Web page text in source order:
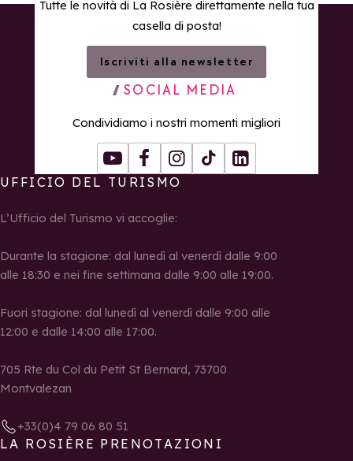
Tutte le novità di La Rosière direttamente nella tua
casella di posta!
Iscriviti alla newsletter
SOCIAL MEDIA
Condividiamo i nostri momenti migliori
YoutubeFacebookInstagram
Tiktok LinkedIn
UFFICIO DEL TURISMO
L’Ufficio del Turismo vi accoglie:
Durante la stagione: dal lunedì al venerdì dalle 9:00
alle 18:30 e nei fine settimana dalle 9:00 alle 19:00.
Fuori stagione: dal lunedì al venerdì dalle 9:00 alle
12:00 e dalle 14:00 alle 17:00.
705 Rte du Col du Petit St Bernard, 73700
Montvalezan
+33(0)4 79 06 80 51
LA ROSIÈRE PRENOTAZIONI